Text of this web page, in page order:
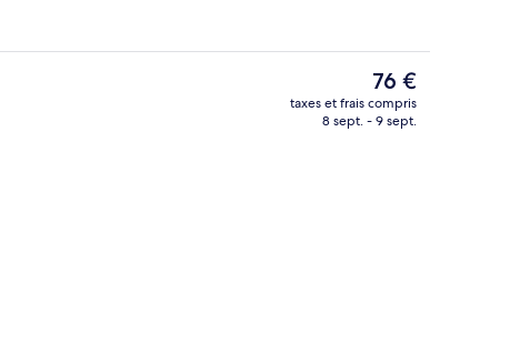
Petit déjeuner préparé sur
Le
prix
actuel
76 €
taxes et frais compris
8 sept. - 9 sept.